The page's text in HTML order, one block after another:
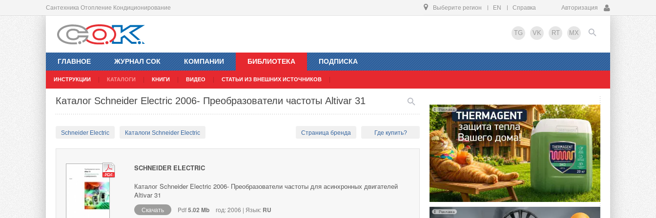
Сантехника Отопление Кондиционирование Выберите регион EN Справка Авторизация
TG VK RT MX
ГЛАВНОЕ ЖУРНАЛ СОК КОМПАНИИ БИБЛИОТЕКА
ИНСТРУКЦИИ КАТАЛОГИ КНИГИ ВИДЕО СТАТЬИ ИЗ ВНЕШНИХ ИСТОЧНИКОВ
ПОДПИСКА
EN
Каталог Schneider Electric 2006- Преобразователи частоты Altivar 31
Schneider Electric Каталоги Schneider Electric Страница бренда Где купить?
SCHNEIDER ELECTRIC
Каталог Schneider Electric 2006- Преобразователи частоты для асинхронных двигателей
Altivar 31
Скачать Pdf5.02 Mb год: 2006 | Язык: RU
Реклама
Реклама